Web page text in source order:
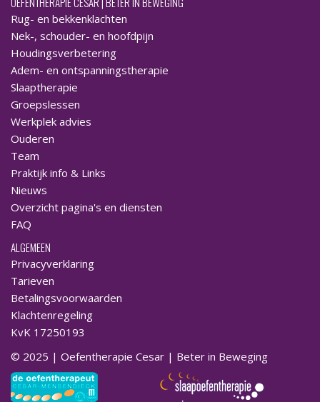
Rug- en bekkenklachten
Nek-, schouder- en hoofdpijn
Houdingsverbetering
Adem- en ontspanningstherapie
Slaaptherapie
Groepslessen
Werkplek advies
Ouderen
Team
Praktijk info & Links
Nieuws
Overzicht pagina's en diensten
FAQ
ALGEMEEN
Privacyverklaring
Tarieven
Betalingsvoorwaarden
Klachtenregeling
KvK 17250193
© 2025 | Oefentherapie Cesar | Beter in Beweging